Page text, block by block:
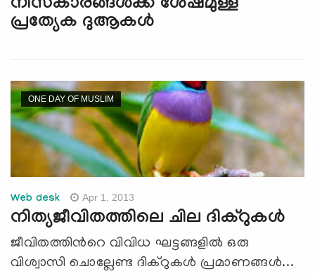
നിസ്കാരങ്ങള്‍ക്ക് ശേഷമുള്ള
പ്രത്യേക ദുആകള്‍
ONE DAY OF MUSLIM
Web desk Apr 1, 2013
നിത്യജീവിതത്തിലെ ചില ദിക്റുകള്‍
ജീവിതത്തിന്‍റെ വിവിധ ഘട്ടങ്ങളില്‍ ഒരു
വിശ്വാസി ചൊല്ലേണ്ട ദിക്റുകള്‍ പ്രമാണങ്ങള്‍...